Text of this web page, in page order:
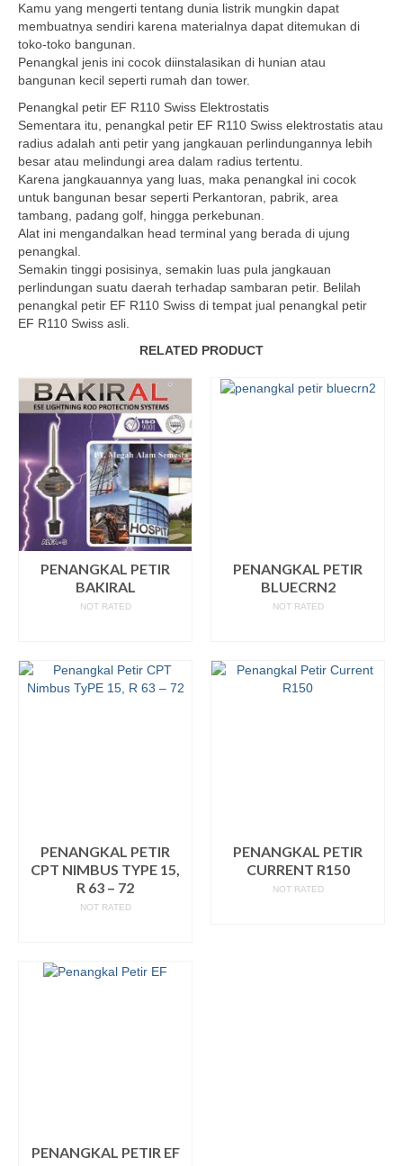
Kamu yang mengerti tentang dunia listrik mungkin dapat
membuatnya sendiri karena materialnya dapat ditemukan di
toko-toko bangunan.
Penangkal jenis ini cocok diinstalasikan di hunian atau
bangunan kecil seperti rumah dan tower.
Penangkal petir EF R110 Swiss Elektrostatis
Sementara itu, penangkal petir EF R110 Swiss elektrostatis atau
radius adalah anti petir yang jangkauan perlindungannya lebih
besar atau melindungi area dalam radius tertentu.
Karena jangkauannya yang luas, maka penangkal ini cocok
untuk bangunan besar seperti Perkantoran, pabrik, area
tambang, padang golf, hingga perkebunan.
Alat ini mengandalkan head terminal yang berada di ujung
penangkal.
Semakin tinggi posisinya, semakin luas pula jangkauan
perlindungan suatu daerah terhadap sambaran petir. Belilah
penangkal petir EF R110 Swiss di tempat jual penangkal petir
EF R110 Swiss asli.
RELATED PRODUCT
PENANGKAL PETIR
BAKIRAL
NOT RATED
PENANGKAL PETIR
BLUECRN2
NOT RATED
PENANGKAL PETIR
CPT NIMBUS TYPE 15,
R 63 – 72
NOT RATED
PENANGKAL PETIR
CURRENT R150
NOT RATED
PENANGKAL PETIR EF